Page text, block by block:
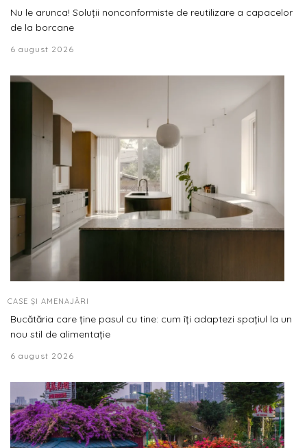
Nu le arunca! Soluții nonconformiste de reutilizare a capacelor
de la borcane
6 august 2026
CASE ȘI AMENAJĂRI
Bucătăria care ține pasul cu tine: cum îți adaptezi spațiul la un
nou stil de alimentație
6 august 2026